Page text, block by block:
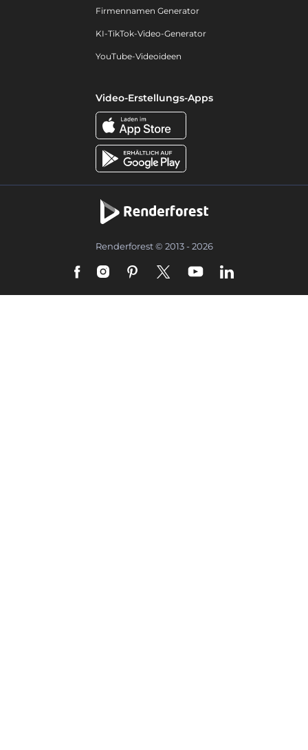
Firmennamen Generator
KI-TikTok-Video-Generator
YouTube-Videoideen
Video-Erstellungs-Apps
Renderforest © 2013 - 2026